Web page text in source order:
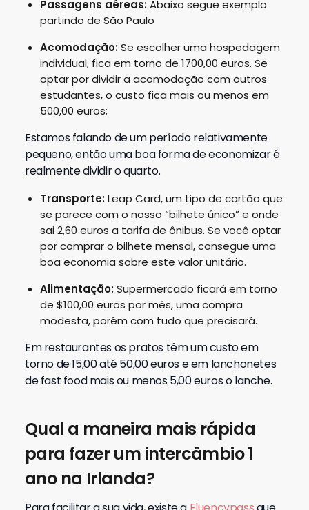
Passagens aéreas:Abaixo segue exemplo
partindo de São Paulo
Acomodação:Se escolher uma hospedagem
individual, fica em torno de 1700,00 euros. Se
optar por dividir a acomodação com outros
estudantes, o custo fica mais ou menos em
500,00 euros;
Estamos falando de um período relativamente
pequeno, então uma boa forma de economizar é
realmente dividir o quarto.
Transporte:Leap Card, um tipo de cartão que
se parece com o nosso “bilhete único” e onde
sai 2,60 euros a tarifa de ônibus. Se você optar
por comprar o bilhete mensal, consegue uma
boa economia sobre este valor unitário.
Alimentação:Supermercado ficará em torno
de $100,00 euros por mês, uma compra
modesta, porém com tudo que precisará.
Em restaurantes os pratos têm um custo em
torno de 15,00 até 50,00 euros e em lanchonetes
de fast food mais ou menos 5,00 euros o lanche.
Qual a maneira mais rápida
para fazer um intercâmbio 1
ano na Irlanda?